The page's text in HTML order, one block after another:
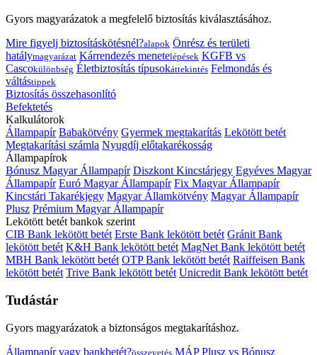
Gyors magyarázatok a megfelelő biztosítás kiválasztásához.
Mire figyelj biztosításkötésnél?alapok Önrész és területi
hatálymagyarázat Kárrendezés menetelépések KGFB vs
Cascokülönbség Életbiztosítás típusokáttekintés Felmondás és
váltástippek
Biztosítás összehasonlító
Befektetés
Kalkulátorok
Állampapír Babakötvény Gyermek megtakarítás Lekötött betét
Megtakarítási számla Nyugdíj előtakarékosság
Állampapírok
Bónusz Magyar Állampapír Diszkont Kincstárjegy Egyéves Magyar
Állampapír Euró Magyar Állampapír Fix Magyar Állampapír
Kincstári Takarékjegy Magyar Államkötvény Magyar Állampapír
Plusz Prémium Magyar Állampapír
Lekötött betét bankok szerint
CIB Bank lekötött betét Erste Bank lekötött betét Gránit Bank
lekötött betét K&H Bank lekötött betét MagNet Bank lekötött betét
MBH Bank lekötött betét OTP Bank lekötött betét Raiffeisen Bank
lekötött betét Trive Bank lekötött betét Unicredit Bank lekötött betét
Tudástár
Gyors magyarázatok a biztonságos megtakarításhoz.
Állampapír vagy bankbetét?összevetés MÁP Plusz vs Bónusz